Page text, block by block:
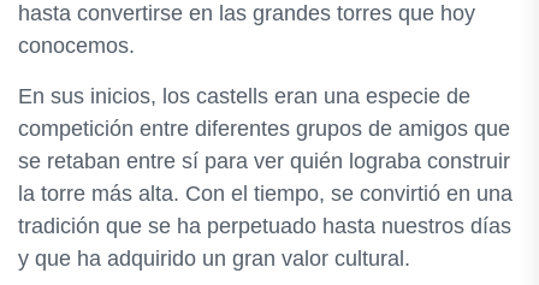
hasta convertirse en las grandes torres que hoy
conocemos.
En sus inicios, los castells eran una especie de
competición entre diferentes grupos de amigos que
se retaban entre sí para ver quién lograba construir
la torre más alta. Con el tiempo, se convirtió en una
tradición que se ha perpetuado hasta nuestros días
y que ha adquirido un gran valor cultural.